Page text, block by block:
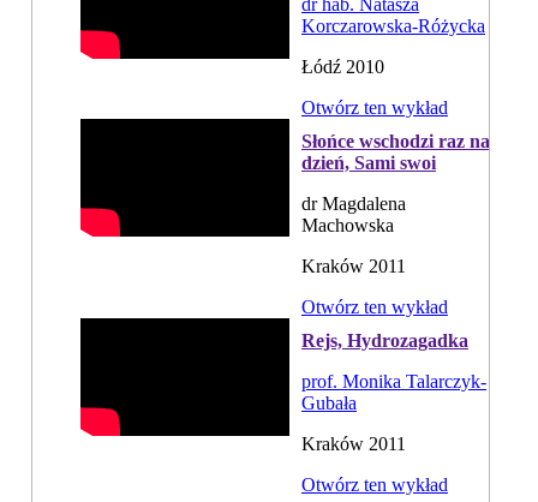
dr hab. Natasza
Korczarowska-Różycka
Łódź 2010
Otwórz ten wykład
Słońce wschodzi raz na
dzień, Sami swoi
dr Magdalena
Machowska
Kraków 2011
Otwórz ten wykład
Rejs, Hydrozagadka
prof. Monika Talarczyk-
Gubała
Kraków 2011
Otwórz ten wykład